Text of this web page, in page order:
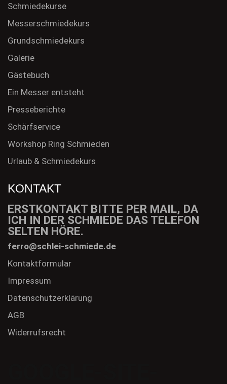
Schmiedekurse
Messerschmiedekurs
Grundschmiedekurs
Galerie
Gästebuch
Ein Messer entsteht
Presseberichte
Schärfservice
Workshop Ring Schmieden
Urlaub & Schmiedekurs
KONTAKT
ERSTKONTAKT BITTE PER MAIL, DA
ICH IN DER SCHMIEDE DAS TELEFON
SELTEN HÖRE.
ferro@schlei-schmiede.de
Kontaktformular
Impressum
Datenschutzerklärung
AGB
Widerrufsrecht